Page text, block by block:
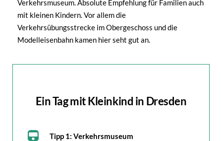
Verkehrsmuseum. Absolute Empfehlung für Familien auch
mit kleinen Kindern. Vor allem die
Verkehrsübungsstrecke im Obergeschoss und die
Modelleisenbahn kamen hier seht gut an.
Ein Tag mit Kleinkind in Dresden
Tipp 1: Verkehrsmuseum